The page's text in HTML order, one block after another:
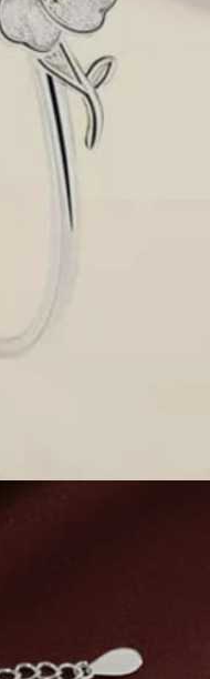
వెండి బ్రేస్లేట్ మంచి